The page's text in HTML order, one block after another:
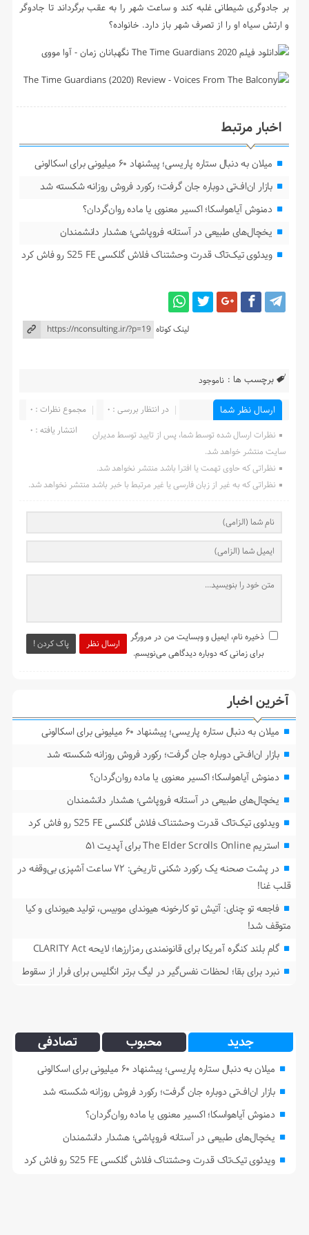
بر جادوگری شیطانی غلبه کند و ساعت شهر را به عقب برگرداند تا جادوگر
و ارتش سیاه او را از تصرف شهر باز دارد. خانواده؟
اخبار مرتبط
میلان به دنبال ستاره پاریسی؛ پیشنهاد ۶۰ میلیونی برای اسکالونی
بازار ان‌اف‌تی دوباره جان گرفت؛ رکورد فروش روزانه شکسته شد
دمنوش آیاهواسکا؛ اکسیر معنوی یا ماده روان‌گردان؟
یخچال‌های طبیعی در آستانه فروپاشی؛ هشدار دانشمندان
ویدئوی تیک‌تاک قدرت وحشتناک فلاش گلکسی S25 FE رو فاش کرد
لینک کوتاه
برچسب ها : ناموجود
ارسال نظر شما مجموع نظرات : 0
در انتظار بررسی : 0
انتشار یافته : 0
نظرات ارسال شده توسط شما، پس از تایید توسط مدیران
سایت منتشر خواهد شد.
نظراتی که حاوی تهمت یا افترا باشد منتشر نخواهد شد.
نظراتی که به غیر از زبان فارسی یا غیر مرتبط با خبر باشد منتشر نخواهد شد.
ارسال نظر پاک کردن !
ذخیره نام، ایمیل و وبسایت من در مرورگر
برای زمانی که دوباره دیدگاهی می‌نویسم.
آخرین اخبار
میلان به دنبال ستاره پاریسی؛ پیشنهاد ۶۰ میلیونی برای اسکالونی
بازار ان‌اف‌تی دوباره جان گرفت؛ رکورد فروش روزانه شکسته شد
دمنوش آیاهواسکا؛ اکسیر معنوی یا ماده روان‌گردان؟
یخچال‌های طبیعی در آستانه فروپاشی؛ هشدار دانشمندان
ویدئوی تیک‌تاک قدرت وحشتناک فلاش گلکسی S25 FE رو فاش کرد
استریم The Elder Scrolls Online برای آپدیت ۵۱
در پشت صحنه یک رکورد شکنی تاریخی: ۷۲ ساعت آشپزی بی‌وقفه در
قلب غنا!
فاجعه تو چنای: آتیش تو کارخونه هیوندای موبیس، تولید هیوندای و کیا
متوقف شد!
گام بلند کنگره آمریکا برای قانونمندی رمزارزها؛ لایحه CLARITY Act
نبرد برای بقا؛ لحظات نفس‌گیر در لیگ برتر انگلیس برای فرار از سقوط
جدید محبوب تصادفی
میلان به دنبال ستاره پاریسی؛ پیشنهاد ۶۰ میلیونی برای اسکالونی
بازار ان‌اف‌تی دوباره جان گرفت؛ رکورد فروش روزانه شکسته شد
دمنوش آیاهواسکا؛ اکسیر معنوی یا ماده روان‌گردان؟
یخچال‌های طبیعی در آستانه فروپاشی؛ هشدار دانشمندان
ویدئوی تیک‌تاک قدرت وحشتناک فلاش گلکسی S25 FE رو فاش کرد